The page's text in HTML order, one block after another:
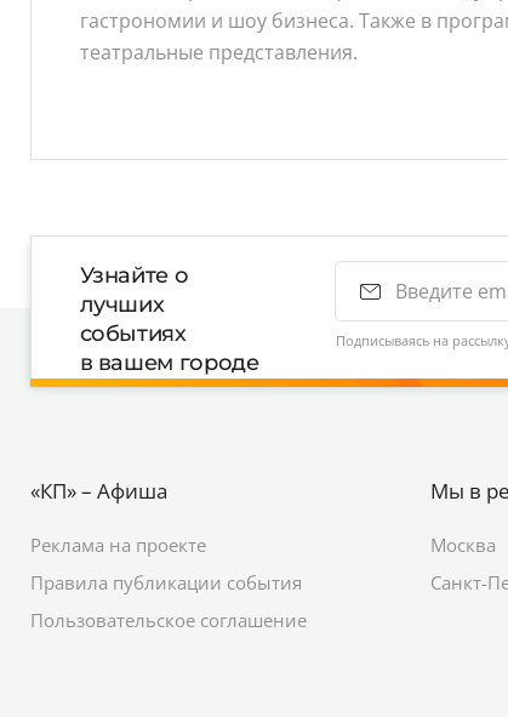
гастрономии и шоу бизнеса. Также в
театральные представления.
Узнайте о
лучших
событиях
в вашем городе
Подписываясь на
«КП» – Афиша
Реклама на проекте
Правила публикации события
Пользовательское соглашение
Мы в
Москва
Санкт-